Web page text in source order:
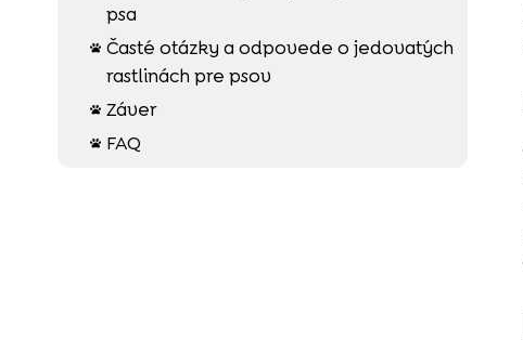
psa
 Časté otázky a odpovede o jedovatých
rastlinách pre psov
 Záver
 FAQ